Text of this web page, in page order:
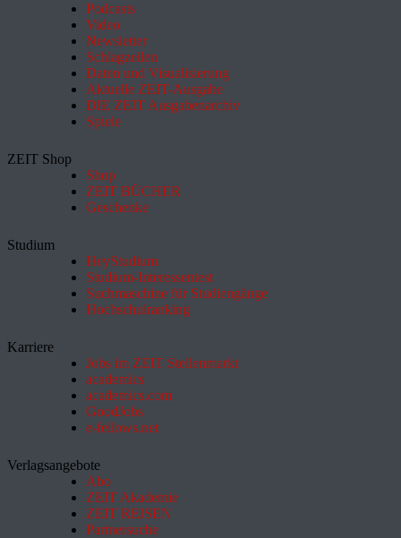
Podcasts
Video
Newsletter
Schlagzeilen
Daten und Visualisierung
Aktuelle ZEIT-Ausgabe
DIE ZEIT Ausgabenarchiv
Spiele
ZEIT Shop
Shop
ZEIT BÜCHER
Geschenke
Studium
HeyStudium
Studium-Interessentest
Suchmaschine für Studiengänge
Hochschulranking
Karriere
Jobs im ZEIT Stellenmarkt
academics
academics.com
GoodJobs
e-fellows.net
Verlagsangebote
Abo
ZEIT Akademie
ZEIT REISEN
Partnersuche